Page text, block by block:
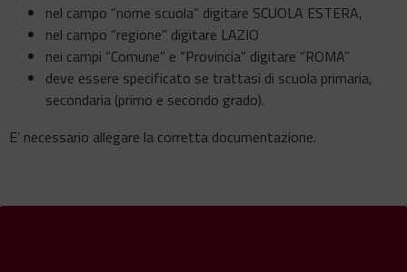
nel campo “nome scuola” digitare SCUOLA ESTERA,
nel campo “regione” digitare LAZIO
nei campi “Comune” e “Provincia” digitare “ROMA”
deve essere specificato se trattasi di scuola primaria,
secondaria (primo e secondo grado).
E’ necessario allegare la corretta documentazione.